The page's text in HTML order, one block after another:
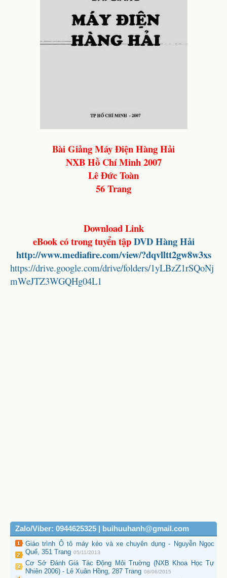
Bài Giảng Máy Điện Hàng Hải
NXB Hồ Chí Minh 2007
Lê Đức Toàn
56 Trang
Download Link
eBook có trong tuyển tậpDVD Hàng Hải
http://www.mediafire.com/view/?dqvlltt2gw8w3xs
https://drive.google.com/drive/folders/1yLBzZ1rSQoNj
mWeJTZ3WGQHg04L1
Zalo/Viber: 0944625325 | buihuuhanh@gmail.com
Giáo trình Ô tô máy kéo và xe chuyên dụng - Nguyễn Ngọc
Quế, 351 Trang 05/11/2013
Cơ Sở Đánh Giá Tác Động Môi Truờng (NXB Khoa Học Tự
Nhiên 2006) - Lê Xuân Hồng, 287 Trang 08/06/2015